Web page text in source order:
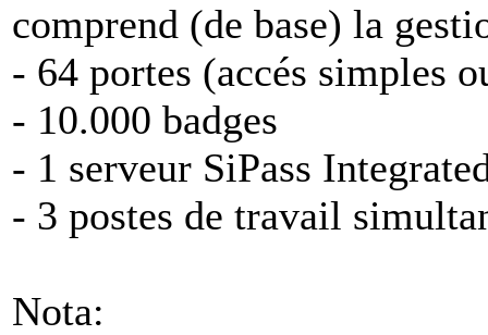
comprend (de base) la
- 64 portes (accés simples
- 10.000 badges
- 1 serveur SiPass
- 3 postes de travail
Nota: